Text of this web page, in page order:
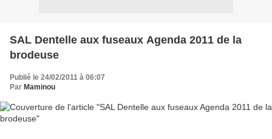
SAL Dentelle aux fuseaux Agenda 2011 de la
brodeuse
Publié le 24/02/2011 à 06:07
Par Maminou